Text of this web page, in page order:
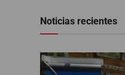
Noticias recientes